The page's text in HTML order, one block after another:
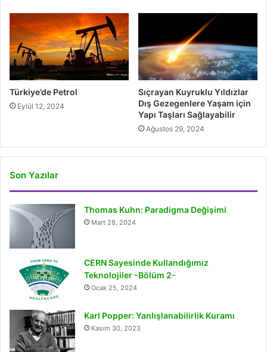
Türkiye’de Petrol
Eylül 12, 2024
Sıçrayan Kuyruklu Yıldızlar
Dış Gezegenlere Yaşam için
Yapı Taşları Sağlayabilir
Ağustos 29, 2024
Son Yazılar
Thomas Kuhn: Paradigma Değişimi
Mart 28, 2024
CERN Sayesinde Kullandığımız
Teknolojiler -Bölüm 2-
Ocak 25, 2024
Karl Popper: Yanlışlanabilirlik Kuramı
Kasım 30, 2023